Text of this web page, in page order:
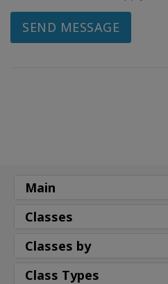
SEND MESSAGE
Main
Classes
Classes by
Class Types